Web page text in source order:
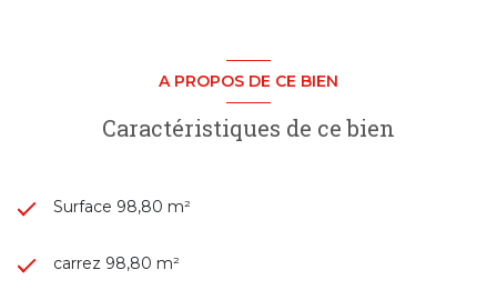
vie, à quelques minutes seulement des commodités et des
grands axes. Une opportunité à découvrir sans tarder.
Pour plus d'informations ou organiser une visite, contactez
dès maintenant Cubic Immobilier.
Les informations sur les risques auxquels ce bien est
A PROPOS DE CE BIEN
Caractéristiques de ce bien
Surface 98,80 m²
carrez 98,80 m²